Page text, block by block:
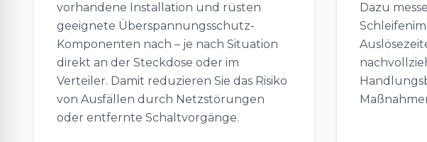
vorhandene Installation und rüsten
geeignete Überspannungsschutz-
Komponenten nach – je nach Situation
direkt an der Steckdose oder im
Verteiler. Damit reduzieren Sie das Risiko
von Ausfällen durch Netzstörungen
oder entfernte Schaltvorgänge.
Dazu